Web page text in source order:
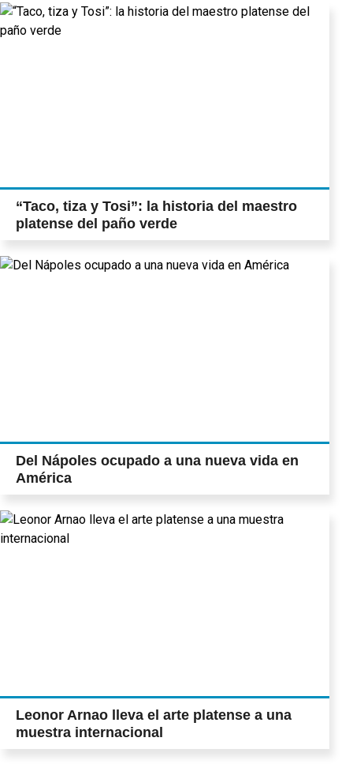
“Taco, tiza y Tosi”: la historia del maestro
platense del paño verde
Del Nápoles ocupado a una nueva vida en
América
Leonor Arnao lleva el arte platense a una
muestra internacional